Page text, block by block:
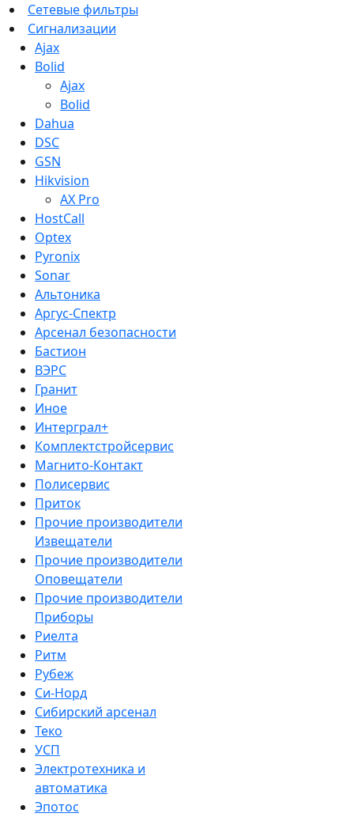
Сетевые фильтры
Сигнализации
Ajax
Bolid
Ajax
Bolid
Dahua
DSC
GSN
Hikvision
AX Pro
HostCall
Optex
Pyronix
Sonar
Альтоника
Аргус-Спектр
Арсенал безопасности
Бастион
ВЭРС
Гранит
Иное
Интерграл+
Комплектстройсервис
Магнито-Контакт
Полисервис
Приток
Прочие производители
Извещатели
Прочие производители
Оповещатели
Прочие производители
Приборы
Риелта
Ритм
Рубеж
Си-Норд
Сибирский арсенал
Теко
УСП
Электротехника и
автоматика
Эпотос